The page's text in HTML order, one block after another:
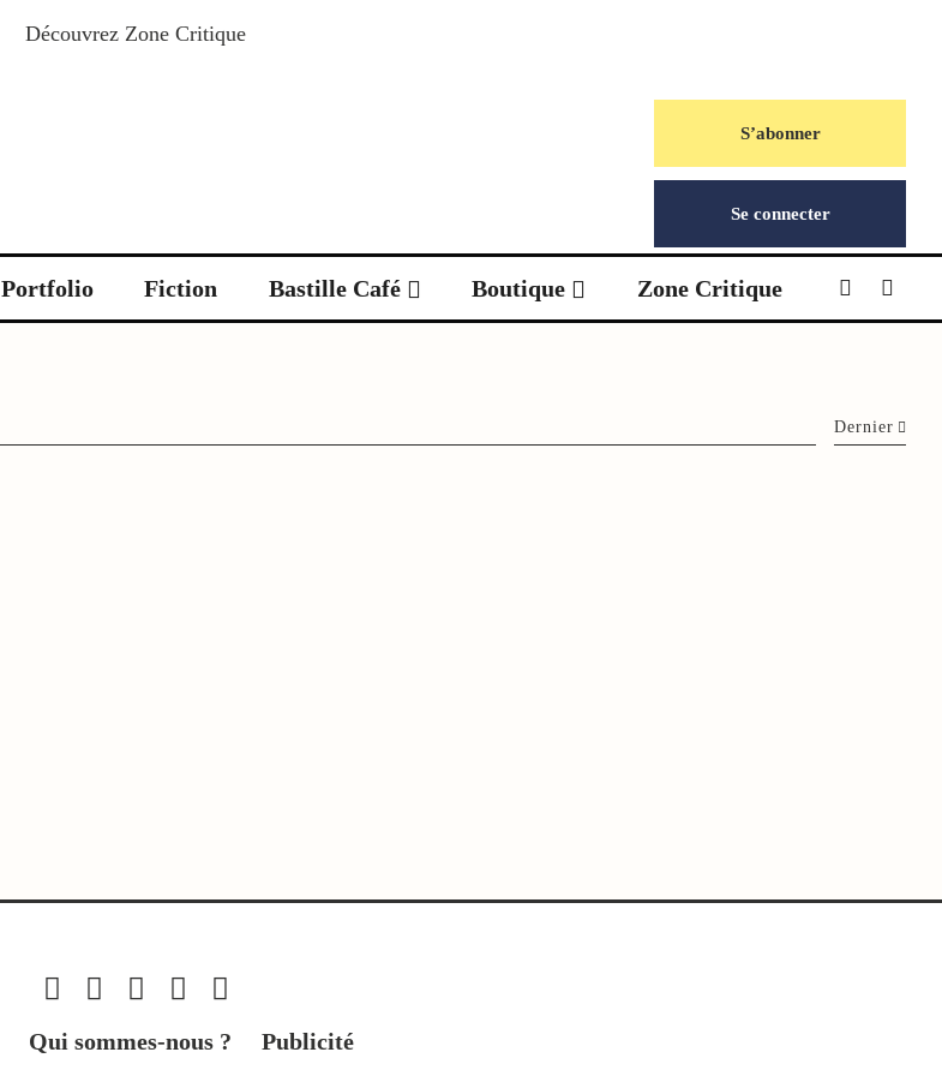
Découvrez Zone Critique
S’abonner
Se connecter
Portfolio Fiction Bastille Café Boutique Zone Critique
Dernier
Qui sommes-nous ? Publicité